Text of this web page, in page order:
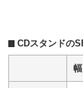
CDスタンドの
幅